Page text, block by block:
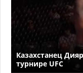
Казахстанец
турнире UFC